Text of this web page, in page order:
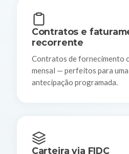
Contratos e
recorrente
Contratos de fornecimento
mensal — perfeitos para
antecipação programada.
Carteira via FIDC